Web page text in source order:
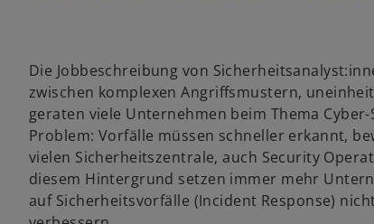
Die Jobbeschreibung von
zwischen komplexen Angriffsmustern,
geraten viele Unternehmen beim Thema
Problem: Vorfälle müssen schneller erkannt,
vielen Sicherheitszentrale, auch Security
diesem Hintergrund setzen immer mehr
auf Sicherheitsvorfälle (Incident Response)